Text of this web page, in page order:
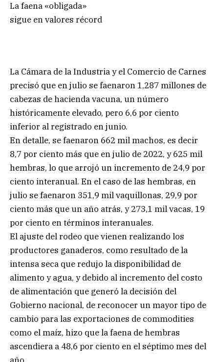
La faena «obligada»
sigue en valores récord
La Cámara de la Industria y el Comercio de Carnes
precisó que en julio se faenaron 1,287 millones de
cabezas de hacienda vacuna, un número
históricamente elevado, pero 6,6 por ciento
inferior al registrado en junio.
En detalle, se faenaron 662 mil machos, es decir
8,7 por ciento más que en julio de 2022, y 625 mil
hembras, lo que arrojó un incremento de 24,9 por
ciento interanual. En el caso de las hembras, en
julio se faenaron 351,9 mil vaquillonas, 29,9 por
ciento más que un año atrás, y 273,1 mil vacas, 19
por ciento en términos interanuales.
El ajuste del rodeo que vienen realizando los
productores ganaderos, como resultado de la
intensa seca que redujo la disponibilidad de
alimento y agua, y debido al incremento del costo
de alimentación que generó la decisión del
Gobierno nacional, de reconocer un mayor tipo de
cambio para las exportaciones de commodities
como el maíz, hizo que la faena de hembras
ascendiera a 48,6 por ciento en el séptimo mes del